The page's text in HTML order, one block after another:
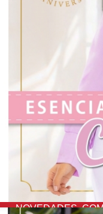
NOVEDADES,